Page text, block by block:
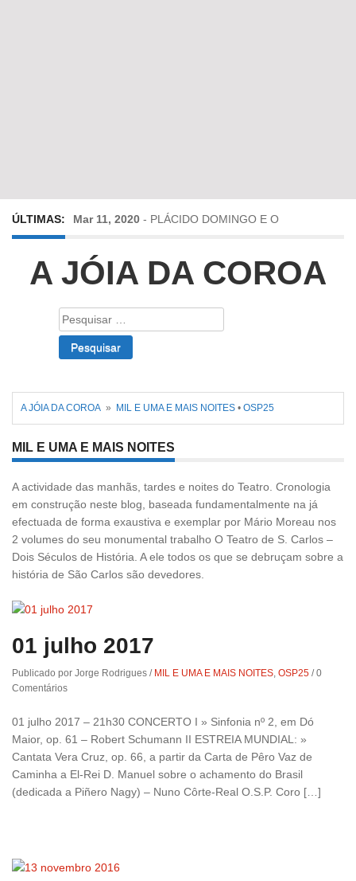
ÚLTIMAS: Mar 11, 2020 - PLÁCIDO DOMINGO E O
SIEGMUND DE DIE WALKÜRE
Abr 24, 2019
Roriz
A JÓIA DA COROA
Pesquisar
por:
A JÓIA DA COROA » MIL E UMA E MAIS NOITES • OSP25
MIL E UMA E MAIS NOITES
A actividade das manhãs, tardes e noites do Teatro. Cronologia
em construção neste blog, baseada fundamentalmente na já
efectuada de forma exaustiva e exemplar por Mário Moreau nos
2 volumes do seu monumental trabalho O Teatro de S. Carlos –
Dois Séculos de História. A ele todos os que se debruçam sobre a
história de São Carlos são devedores.
01 julho 2017
Publicado por Jorge Rodrigues / MIL E UMA E MAIS NOITES, OSP25 /0
Comentários
01 julho 2017 – 21h30 CONCERTO I » Sinfonia nº 2, em Dó
Maior, op. 61 – Robert Schumann II ESTREIA MUNDIAL: »
Cantata Vera Cruz, op. 66, a partir da Carta de Pêro Vaz de
Caminha a El-Rei D. Manuel sobre o achamento do Brasil
(dedicada a Piñero Nagy) – Nuno Côrte-Real O.S.P. Coro […]